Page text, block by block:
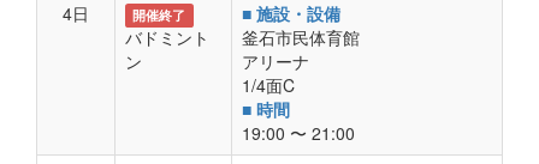
4日
開催終了
バドミント
ン
■ 施設・設備
釜石市民体育館
アリーナ
1/4面C
■ 時間
19:00 〜 21:00